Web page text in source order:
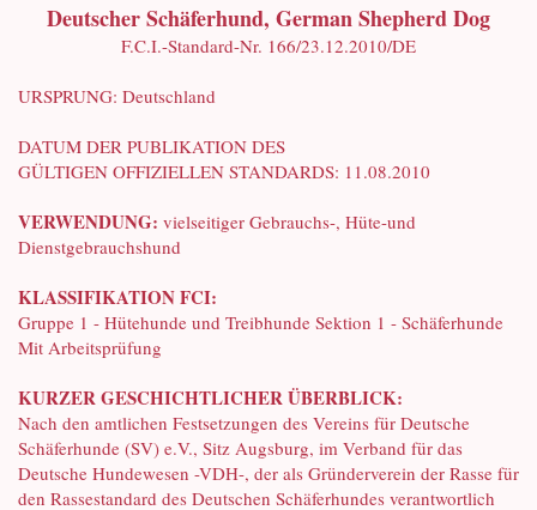
Deutscher Schäferhund, German Shepherd Dog
F.C.I.-Standard-Nr. 166/23.12.2010/DE
URSPRUNG: Deutschland
DATUM DER PUBLIKATION DES
GÜLTIGEN OFFIZIELLEN STANDARDS: 11.08.2010
VERWENDUNG: vielseitiger Gebrauchs-, Hüte-und
Dienstgebrauchshund
KLASSIFIKATION FCI:
Gruppe 1 - Hütehunde und Treibhunde Sektion 1 - Schäferhunde
Mit Arbeitsprüfung
KURZER GESCHICHTLICHER ÜBERBLICK:
Nach den amtlichen Festsetzungen des Vereins für Deutsche
Schäferhunde (SV) e.V., Sitz Augsburg, im Verband für das
Deutsche Hundewesen -VDH-, der als Gründerverein der Rasse für
den Rassestandard des Deutschen Schäferhundes verantwortlich